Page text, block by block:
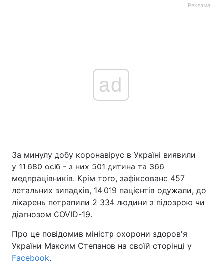
Реклама
ad
За минулу добу коронавірус в Україні виявили
у 11 680 осіб - з них 501 дитина та 366
медпрацівників. Крім того, зафіксовано 457
летальних випадків, 14 019 пацієнтів одужали, до
лікарень потрапили 2 334 людини з підозрою чи
діагнозом COVID-19.
Про це повідомив міністр охорони здоров'я
України Максим Степанов на своїй сторінці у
Facebook.